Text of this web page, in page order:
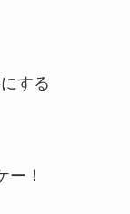
する
！